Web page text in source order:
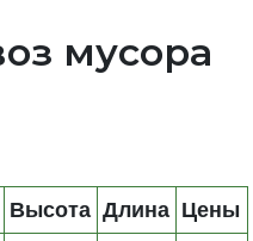
мусора
Высота Длина Цены